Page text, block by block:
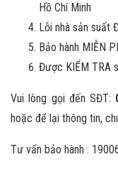
Hồ Chí Minh
Lỗi nhà sản suất
Bảo hành MIỄN
Được KIỂM TRA
Vui lòng gọi đến SĐT:
hoặc để lại thông tin,
Tư vấn bảo hành :